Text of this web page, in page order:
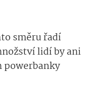
směru řadí
lidí by ani
powerbanky